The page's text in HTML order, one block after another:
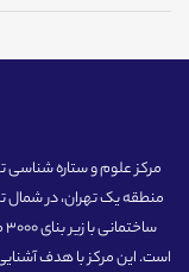
مرکز علوم و ستاره شناسی
است. این مرکز با هدف